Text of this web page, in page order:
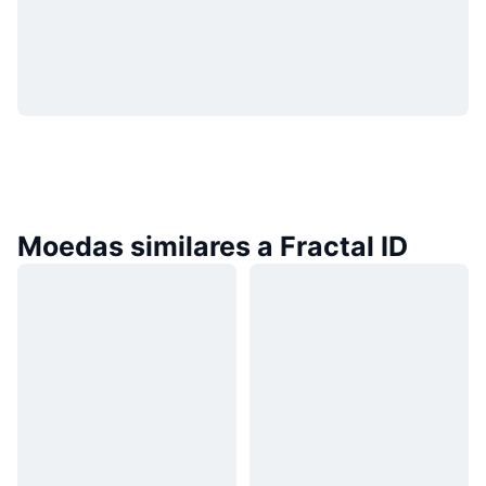
Moedas similares a Fractal ID